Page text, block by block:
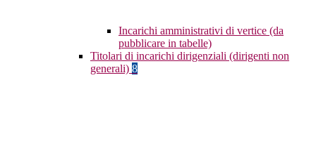
Incarichi amministrativi di vertice (da
pubblicare in tabelle)
Titolari di incarichi dirigenziali (dirigenti non
generali) 8